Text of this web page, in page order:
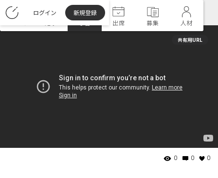
ログイン
新規登録
学習 出席 募集 人材
共有用URL
0 0 0